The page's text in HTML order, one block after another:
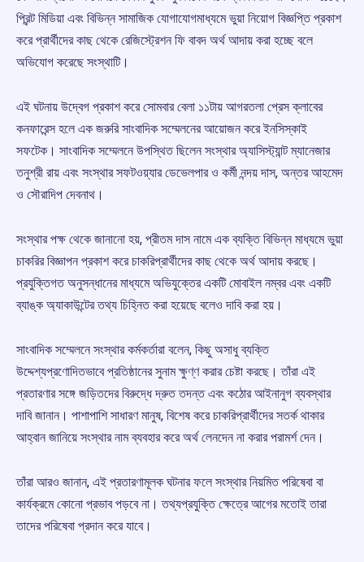
প্রিন্ট মিডিয়া এবং বিভিন্ন সামাজিক যোগাযোগমাধ্যমে ভুয়া নিয়োগ বিজ্ঞপ্তি প্রকাশ
করে প্রার্থীদের কাছ থেকে রেজিস্ট্রেশন ফি বাবদ অর্থ আদায় করা হচ্ছে বলে
অভিযোগ করেছে সংস্থাটি।
এই ঘটনায় উদ্বেগ প্রকাশ করে সোমবার বেলা ১১টায় আগরতলা প্রেস ক্লাবের
কনফারেন্স হলে এক জরুরি সাংবাদিক সম্মেলনের আয়োজন করে ইনসিস্কাই
সফটেক। সাংবাদিক সম্মেলনে উপস্থিত ছিলেন সংস্থার অ্যাসিস্ট্যান্ট ম্যানেজার
তনুশ্রী রায় এবং সংস্থার সফটওয়্যার ডেভেলপার ও কর্মী নন্দয় দাস, অন্তর আহমেদ
ও সৌরাদিপ দেবনাথ।
সংস্থার পক্ষ থেকে জানানো হয়, প্রীতম দাস নামে এক ব্যক্তি বিভিন্ন মাধ্যমে ভুয়া
চাকরির বিজ্ঞাপন প্রকাশ করে চাকরিপ্রার্থীদের কাছ থেকে অর্থ আদায় করছে।
প্রযুক্তিগত অনুসন্ধানের মাধ্যমে অভিযুক্তের একটি মোবাইল নম্বর এবং একটি
ব্যাঙ্ক অ্যাকাউন্টের তথ্য চিহ্নিত করা হয়েছে বলেও দাবি করা হয়।
সাংবাদিক সম্মেলনে সংস্থার কর্মকর্তারা বলেন, কিছু অসাধু ব্যক্তি
উদ্দেশ্যপ্রণোদিতভাবে প্রতিষ্ঠানের সুনাম ক্ষুণ্ণ করার চেষ্টা করছে। তাঁরা এই
প্রতারণার সঙ্গে জড়িতদের বিরুদ্ধে দ্রুত তদন্ত এবং কঠোর আইনানুগ ব্যবস্থার
দাবি জানান। পাশাপাশি সাধারণ মানুষ, বিশেষ করে চাকরিপ্রার্থীদের সতর্ক থাকার
আহ্বান জানিয়ে সংস্থার নাম ব্যবহার করে অর্থ লেনদেন না করার পরামর্শ দেন।
তাঁরা আরও জানান, এই প্রতারণামূলক ঘটনার ফলে সংস্থার নিয়মিত পরিষেবা বা
কার্যক্রমে কোনো প্রভাব পড়বে না। তথ্যপ্রযুক্তি ক্ষেত্রে আগের মতোই তারা
তাদের পরিষেবা প্রদান করে যাবে।